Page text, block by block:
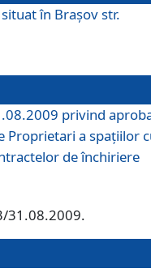
în Brașov str.
privind
Proprietari a spațiilor
de închiriere
31.08.2009.